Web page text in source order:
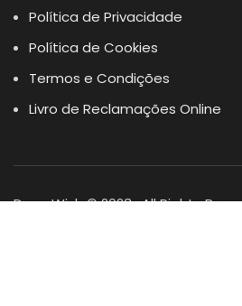
Política de Privacidade
Política de Cookies
Termos e Condições
Livro de Reclamações Online
Dogs Wish © 2023 . All Rights